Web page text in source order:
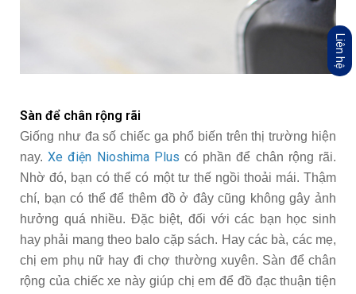
Sàn để chân rộng rãi
Giống như đa số chiếc ga phổ biến trên thị trường hiện
nay.Xe điện Nioshima Plus có phần để chân rộng rãi.
Nhờ đó, bạn có thể có một tư thế ngồi thoải mái. Thậm
chí, bạn có thể để thêm đồ ở đây cũng không gây ảnh
hưởng quá nhiều. Đặc biệt, đối với các bạn học sinh
hay phải mang theo balo cặp sách. Hay các bà, các mẹ,
chị em phụ nữ hay đi chợ thường xuyên. Sàn để chân
rộng của chiếc xe này giúp chị em để đồ đạc thuận tiện
Liên hệ